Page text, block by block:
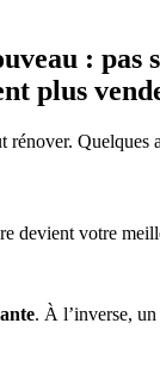
: pas
plus
devient votre
. À l’inverse, un